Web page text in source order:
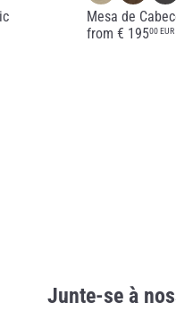
Mesa de
from € 19500 EUR
Junte-se à